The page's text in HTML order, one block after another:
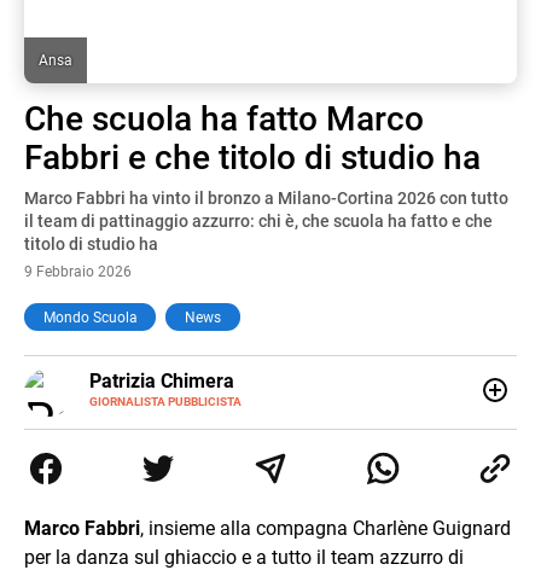
Ansa
Che scuola ha fatto Marco
Fabbri e che titolo di studio ha
Marco Fabbri ha vinto il bronzo a Milano-Cortina 2026 con tutto
il team di pattinaggio azzurro: chi è, che scuola ha fatto e che
titolo di studio ha
9 Febbraio 2026
Mondo Scuola News
Patrizia Chimera
GIORNALISTA PUBBLICISTA
E-
MAIL
LINKEDIN
collaborato con grandi gruppi editoriali e agenzie di
comunicazione specializzandosi nella scrittura di articoli
Marco Fabbri, insieme alla compagna Charlène Guignard
per la danza sul ghiaccio e a tutto il team azzurro di